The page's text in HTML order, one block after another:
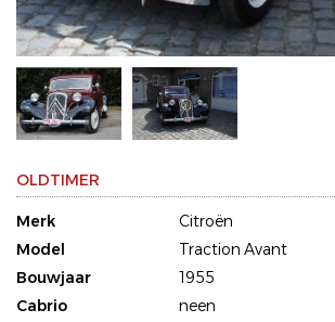
OLDTIMER
Merk
Citroën
Model
Traction Avant
Bouwjaar
1955
Cabrio
neen